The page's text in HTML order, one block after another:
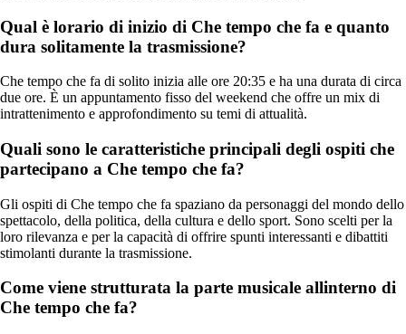
Qual è lorario di inizio di Che tempo che fa e quanto
dura solitamente la trasmissione?
Che tempo che fa di solito inizia alle ore 20:35 e ha una durata di circa
due ore. È un appuntamento fisso del weekend che offre un mix di
intrattenimento e approfondimento su temi di attualità.
Quali sono le caratteristiche principali degli ospiti che
partecipano a Che tempo che fa?
Gli ospiti di Che tempo che fa spaziano da personaggi del mondo dello
spettacolo, della politica, della cultura e dello sport. Sono scelti per la
loro rilevanza e per la capacità di offrire spunti interessanti e dibattiti
stimolanti durante la trasmissione.
Come viene strutturata la parte musicale allinterno di
Che tempo che fa?